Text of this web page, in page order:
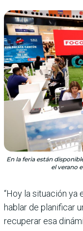
En la feria están
el verano
“Hoy la situación ya
hablar de planificar
recuperar esa